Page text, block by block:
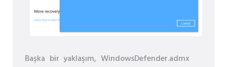
Başka bir yaklaşım, WindowsDefender.admx